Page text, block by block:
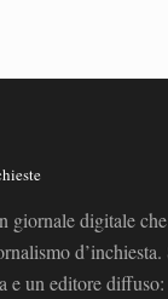
giornale digitale
d’inchiesta.
e un editore